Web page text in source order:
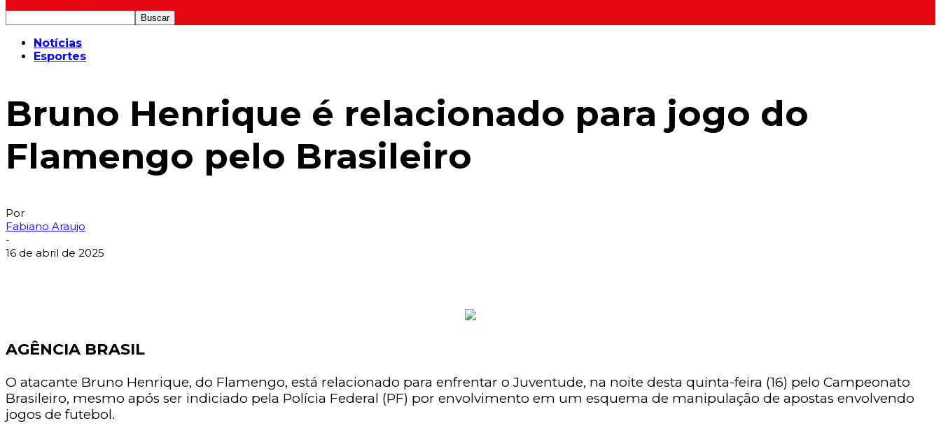
Notícias
Esportes
Bruno Henrique é relacionado para jogo do
Flamengo pelo Brasileiro
Por
Fabiano Araujo
-
16 de abril de 2025
AGÊNCIA BRASIL
O atacante Bruno Henrique, do Flamengo, está relacionado para enfrentar o Juventude, na noite desta quinta-feira (16) pelo Campeonato
Brasileiro, mesmo após ser indiciado pela Polícia Federal (PF) por envolvimento em um esquema de manipulação de apostas envolvendo
jogos de futebol.